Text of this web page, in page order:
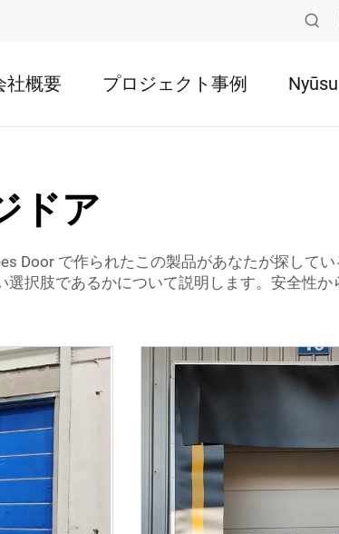
社概要 プロジェクト事例 Nyūsu
ドア
Door で作られたこの製品があなたが探して
択肢であるかについて説明します。安全性か